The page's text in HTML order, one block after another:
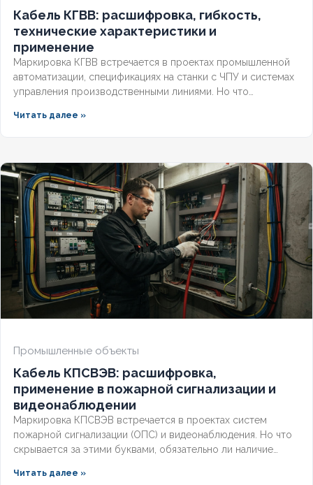
Кабель КГВВ: расшифровка, гибкость,
технические характеристики и
применение
Маркировка КГВВ встречается в проектах промышленной
автоматизации, спецификациях на станки с ЧПУ и системах
управления производственными линиями. Но что
отличается от контрольных аналогов и где его применение
для промышленных объектов.
Читать далее »
Промышленные объекты
Кабель КПСВЭВ: расшифровка,
применение в пожарной сигнализации и
видеонаблюдении
Маркировка КПСВЭВ встречается в проектах систем
пожарной сигнализации (ОПС) и видеонаблюдения. Но что
скрывается за этими буквами, обязательно ли наличие
требованиям СП и ГОСТ? Разберём полную расшифровку,
Читать далее »